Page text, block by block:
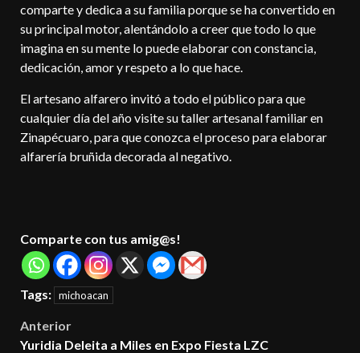
comparte y dedica a su familia porque se ha convertido en
su principal motor, alentándolo a creer que todo lo que
imagina en su mente lo puede elaborar con constancia,
dedicación, amor y respeto a lo que hace.
El artesano alfarero invitó a todo el público para que
cualquier día del año visite su taller artesanal familiar en
Zinapécuaro, para que conozca el proceso para elaborar
alfarería bruñida decorada al negativo.
Comparte con tus amig@s!
Tags: michoacan
Post
Anterior
Yuridia Deleita a Miles en Expo Fiesta LZC